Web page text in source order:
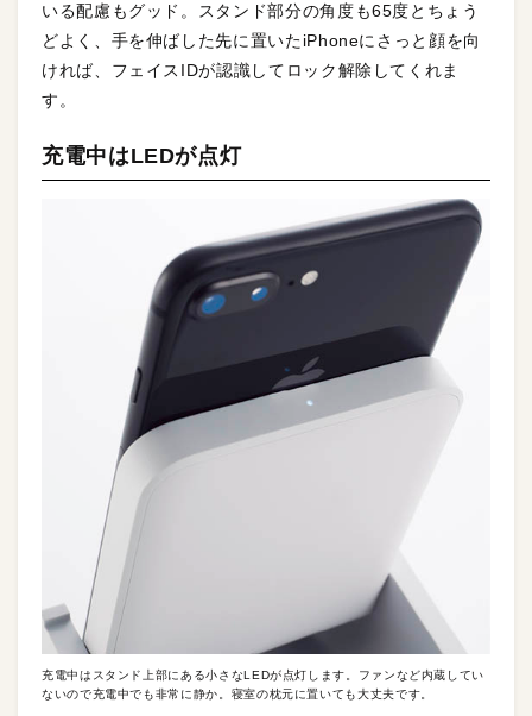
いる配慮もグッド。スタンド部分の角度も65度とちょう
どよく、手を伸ばした先に置いたiPhoneにさっと顔を向
ければ、フェイスIDが認識してロック解除してくれま
す。
充電中はLEDが点灯
充電中はスタンド上部にある小さなLEDが点灯します。ファンなど内蔵してい
ないので充電中でも非常に静か。寝室の枕元に置いても大丈夫です。